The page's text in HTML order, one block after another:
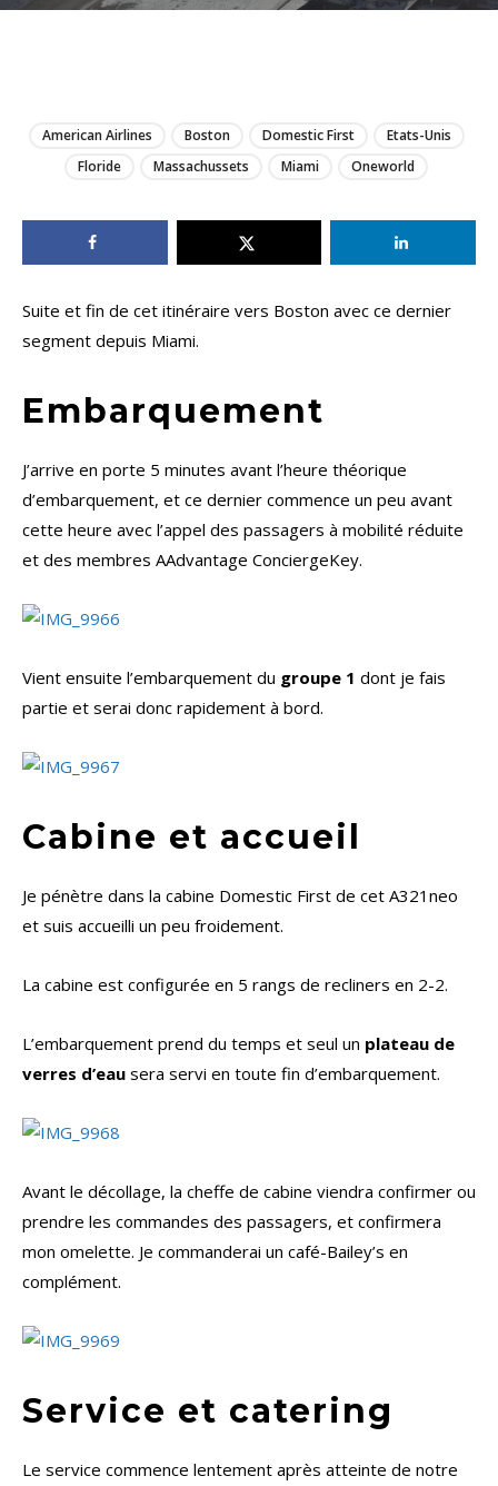
American Airlines Boston Domestic First
Etats-Unis
Floride
Massachussets Miami Oneworld
Suite et fin de cet itinéraire vers Boston avec ce dernier
segment depuis Miami.
Embarquement
J’arrive en porte 5 minutes avant l’heure théorique
d’embarquement, et ce dernier commence un peu avant
cette heure avec l’appel des passagers à mobilité réduite
et des membres AAdvantage ConciergeKey.
Vient ensuite l’embarquement du groupe 1 dont je fais
partie et serai donc rapidement à bord.
Cabine et accueil
Je pénètre dans la cabine Domestic First de cet A321neo
et suis accueilli un peu froidement.
La cabine est configurée en 5 rangs de recliners en 2-2.
L’embarquement prend du temps et seul un plateau de
verres d’eau sera servi en toute fin d’embarquement.
Avant le décollage, la cheffe de cabine viendra confirmer ou
prendre les commandes des passagers, et confirmera
mon omelette. Je commanderai un café-Bailey’s en
complément.
Service et catering
Le service commence lentement après atteinte de notre